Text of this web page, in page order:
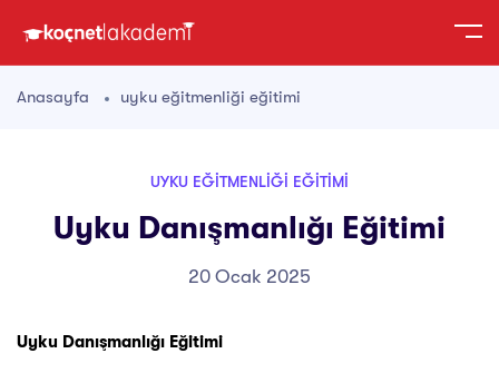
Anasayfa uyku eğitmenliği eğitimi
UYKU EĞITMENLIĞI EĞITIMI
Uyku Danışmanlığı Eğitimi
20 Ocak 2025
Uyku Danışmanlığı Eğitimi